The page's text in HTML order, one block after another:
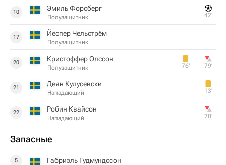
10 Эмиль Форсберг
Полузащитник 42‎’‎
17 Йеспер Чельстрём
Полузащитник
20 Кристоффер Олссон
Полузащитник 76‎’‎ 79‎’‎
21 Деян Кулусевски
Нападающий 13‎’‎
22 Робин Квайсон
Нападающий 70‎’‎
Запасные
5 Габриэль Гудмундссон